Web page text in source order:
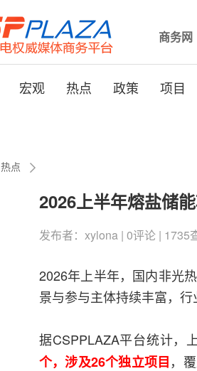
商务网
宏观 热点 政策 项目
热点
2026上半年熔盐储
发布者：xylona | 0评论 |
2026年上半年，国内非光
景与参与主体持续丰富，行
据CSPPLAZA平台统计，
个，涉及26个独立项目，